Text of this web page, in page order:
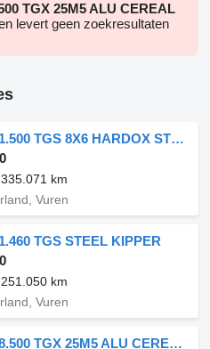
TGX 25M5 ALU CEREAL
levert geen zoekresultaten
MAN 41.500 TGS 8X6 HARDOX STEEL
335.071 km
Vuren
TGS STEEL KIPPER
251.050 km
Vuren
MAN 18.500 TGX 25M5 ALU CEREAL OVA